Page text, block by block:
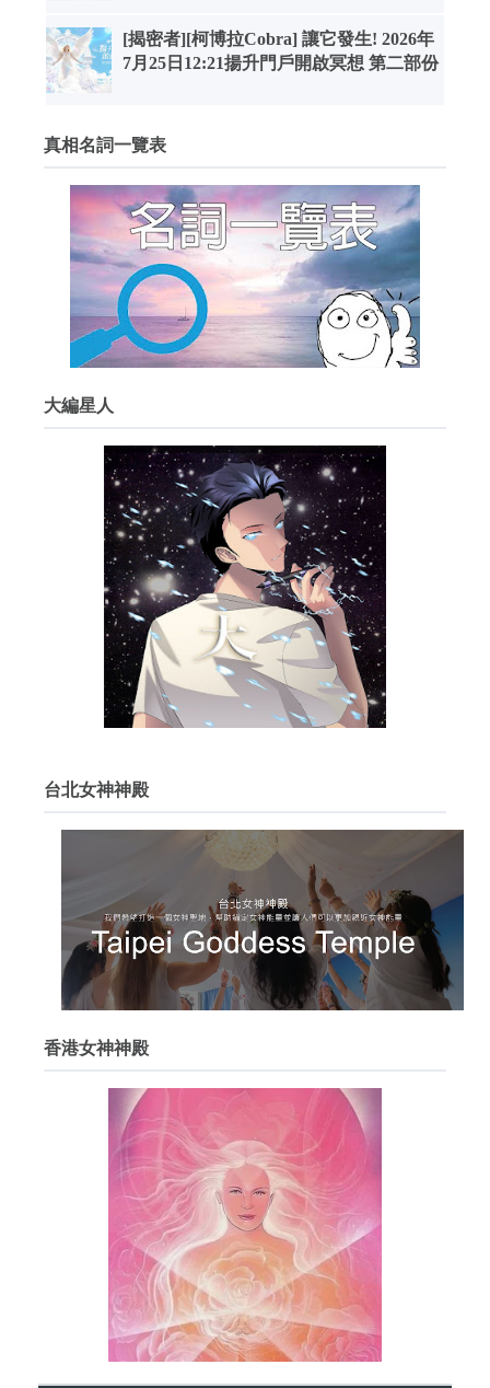
[揭密者][柯博拉Cobra] 讓它發生! 2026年
7月25日12:21揚升門戶開啟冥想 第二部份
真相名詞一覽表
大編星人
台北女神神殿
香港女神神殿